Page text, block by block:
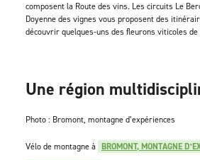
composent la Route des vins. Les circuits Le
Doyenne des vignes vous proposent des
découvrir quelques-uns des fleurons viticoles
Une région
Photo : Bromont, montagne d’expériences
Vélo de montagne à BROMONT, MONTAGNE